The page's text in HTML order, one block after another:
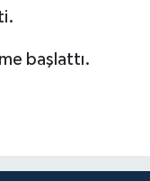
başlattı.